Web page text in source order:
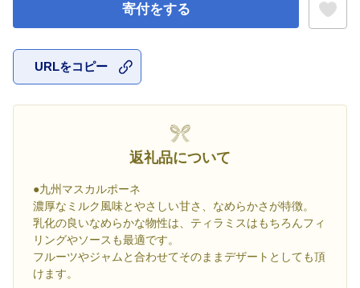
寄付をする
URLをコピー
返礼品について
●九州マスカルポーネ
濃厚なミルク風味とやさしい甘さ、なめらかさが特徴。
乳化の良いなめらかな物性は、ティラミスはもちろんフィ
リングやソースも最適です。
フルーツやジャムと合わせてそのままデザートとしても頂
けます。